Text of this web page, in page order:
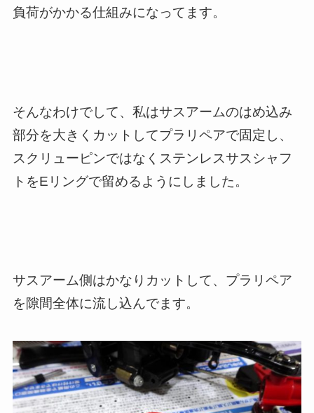
負荷がかかる仕組みになってます。
そんなわけでして、私はサスアームのはめ込み
部分を大きくカットしてプラリペアで固定し、
スクリューピンではなくステンレスサスシャフ
トをEリングで留めるようにしました。
サスアーム側はかなりカットして、プラリペア
を隙間全体に流し込んでます。